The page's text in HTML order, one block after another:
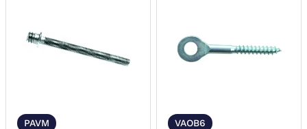
PAVM VAOB6